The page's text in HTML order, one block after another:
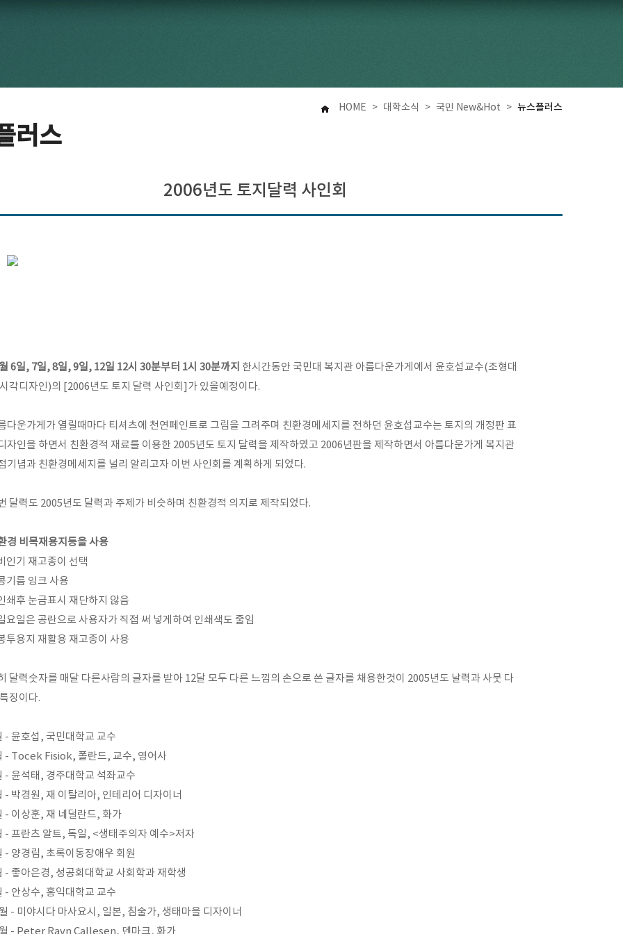
HOME > 대학소식 > 국민 New&Hot > 뉴스플러스
러스
2006년도 토지달력 사인회
6일, 7일, 8일, 9일, 12일 12시 30분부터 1시 30분까지 한시간동안 국민대 복지관 아름다운가게에서 윤호섭교수(조형대
각디자인)의 [2006년도 토지 달력 사인회]가 있을예정이다.
다운가게가 열릴때마다 티셔츠에 천연페인트로 그림을 그려주며 친환경메세지를 전하던 윤호섭교수는 토지의 개정판 표
자인을 하면서 친환경적 재료를 이용한 2005년도 토지 달력을 제작하였고 2006년판을 제작하면서 아름다운가게 복지관
기념과 친환경메세지를 널리 알리고자 이번 사인회를 계획하게 되었다.
달력도 2005년도 달력과 주제가 비슷하며 친환경적 의지로 제작되었다.
경 비목재용지등을 사용
인기 재고종이 선택
기름 잉크 사용
쇄후 눈금표시 재단하지 않음
요일은 공란으로 사용자가 직접 써 넣게하여 인쇄색도 줄임
투용지 재활용 재고종이 사용
달력숫자를 매달 다른사람의 글자를 받아 12달 모두 다른 느낌의 손으로 쓴 글자를 채용한것이 2005년도 날력과 사뭇 다
징이다.
- 윤호섭, 국민대학교 교수
- Tocek Fisiok, 폴란드, 교수, 영어사
- 윤석태, 경주대학교 석좌교수
- 박경원, 재 이탈리아, 인테리어 디자이너
- 이상훈, 재 네덜란드, 화가
- 프란츠 알트, 독일, <생태주의자 예수>저자
- 양경림, 초록이동장애우 회원
- 좋아은경, 성공회대학교 사회학과 재학생
- 안상수, 홍익대학교 교수
- 미야시다 마사요시, 일본, 침술가, 생태마을 디자이너
- Peter Ravn Callesen, 덴마크, 화가